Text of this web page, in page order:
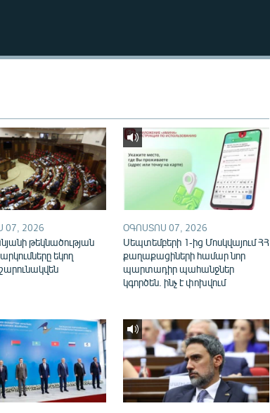
07, 2026
թեկնածության
եկող
ՕԳՈՍՏՈՍ 07, 2026
Սեպտեմբերի 1-ից Մոսկվայում ՀՀ
քաղաքացիների համար նոր
պարտադիր պահանջներ
կգործեն. ինչ է փոխվում